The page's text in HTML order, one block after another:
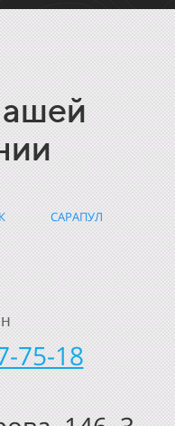
САРАПУЛ
75-18
26-08
75-18